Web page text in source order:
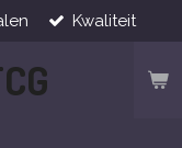
Kwaliteit